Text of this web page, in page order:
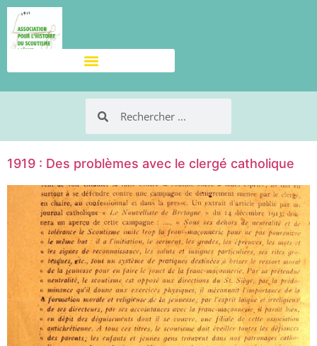
1919 : Des problèmes avec le clergé catholique